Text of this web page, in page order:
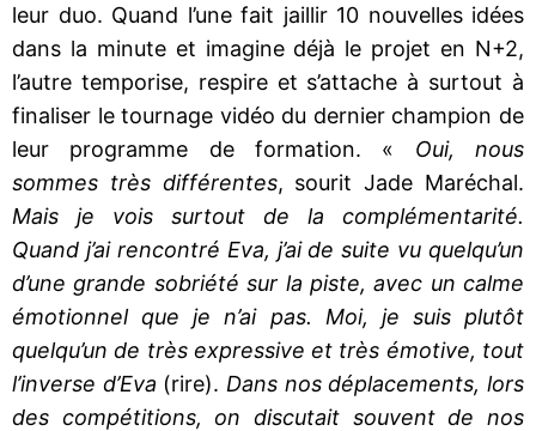
leur duo. Quand l’une fait jaillir 10 nouvelles idées
dans la minute et imagine déjà le projet en N+2,
l’autre temporise, respire et s’attache à surtout à
finaliser le tournage vidéo du dernier champion de
leur programme de formation. « Oui, nous
sommes très différentes, sourit Jade Maréchal.
Mais je vois surtout de la complémentarité.
Quand j’ai rencontré Eva, j’ai de suite vu quelqu’un
d’une grande sobriété sur la piste, avec un calme
émotionnel que je n’ai pas. Moi, je suis plutôt
quelqu’un de très expressive et très émotive, tout
l’inverse d’Eva (rire). Dans nos déplacements, lors
des compétitions, on discutait souvent de nos